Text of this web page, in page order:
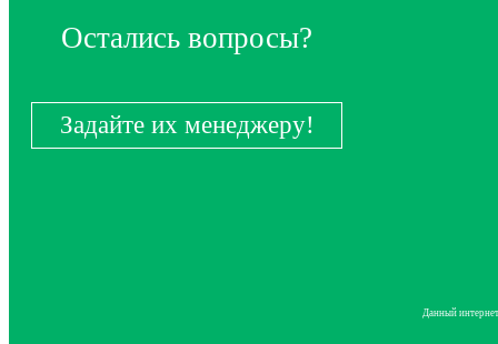
Остались вопросы?
Задайте их менеджеру!
Данный